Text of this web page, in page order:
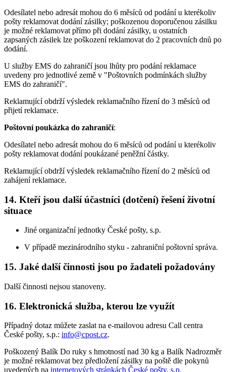
Odesílatel nebo adresát mohou do 6 měsíců od podání u kterékoliv
pošty reklamovat dodání zásilky; poškozenou doporučenou zásilku
je možné reklamovat přímo při dodání zásilky, u ostatních
zapsaných zásilek lze poškození reklamovat do 2 pracovních dnů po
dodání.
U služby EMS do zahraničí jsou lhůty pro podání reklamace
uvedeny pro jednotlivé země v "Poštovních podmínkách služby
EMS do zahraničí".
Reklamující obdrží výsledek reklamačního řízení do 3 měsíců od
přijetí reklamace.
Poštovní poukázka do zahraničí:
Odesílatel nebo adresát mohou do 6 měsíců od podání u kterékoliv
pošty reklamovat dodání poukázané peněžní částky.
Reklamující obdrží výsledek reklamačního řízení do 2 měsíců od
zahájení reklamace.
14. Kteří jsou další účastníci (dotčení) řešení životní
situace
Jiné organizační jednotky České pošty, s.p.
V případě mezinárodního styku - zahraniční poštovní správa.
15. Jaké další činnosti jsou po žadateli požadovány
Další činnosti nejsou stanoveny.
16. Elektronická služba, kterou lze využít
Případný dotaz můžete zaslat na e-mailovou adresu Call centra
České pošty, s.p.: info@cpost.cz.
Poškozený Balík Do ruky s hmotností nad 30 kg a Balík Nadrozměr
je možné reklamovat bez předložení zásilky na poště dle pokynů
uvedených na internetových stránkách České pošty, s.p.